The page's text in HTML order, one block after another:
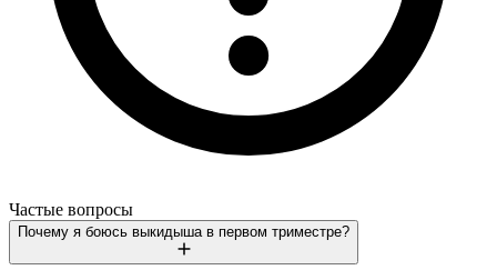
Частые вопросы
Почему я боюсь выкидыша в первом триместре?